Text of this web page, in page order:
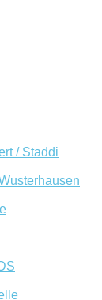
/ Staddi